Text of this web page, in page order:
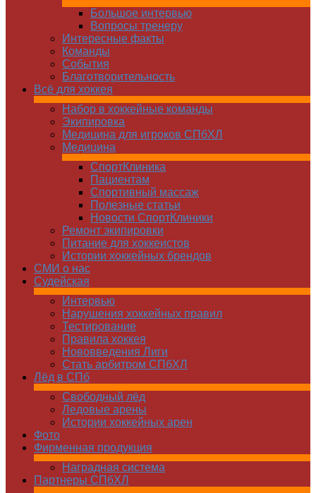
Большое интервью
Вопросы тренеру
Интересные факты
Команды
Cобытия
Благотворительность
Всё для хоккея
Набор в хоккейные команды
Экипировка
Медицина для игроков СПбХЛ
Медицина
СпортКлиника
Пациентам
Спортивный массаж
Полезные статьи
Новости СпортКлиники
Ремонт экипировки
Питание для хоккеистов
Истории хоккейных брендов
СМИ о нас
Судейская
Интервью
Нарушения хоккейных правил
Тестирование
Правила хоккея
Нововведения Лиги
Стать арбитром СПбХЛ
Лёд в СПб
Свободный лёд
Ледовые арены
Истории хоккейных арен
Фото
Фирменная продукция
Наградная система
Партнеры СПбХЛ